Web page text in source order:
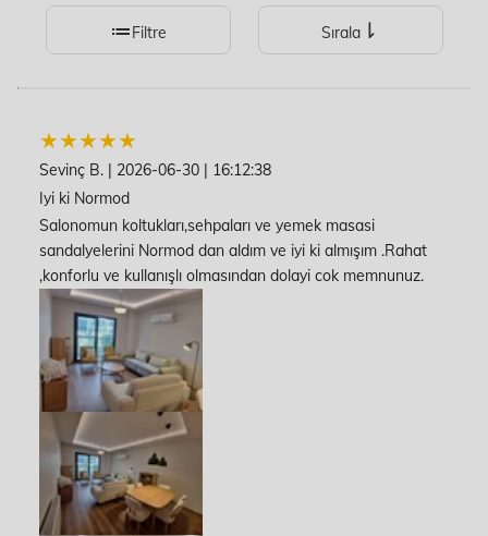
Filtre Sırala
Sevinç B. 2026-06-30
16:12:38
Iyi ki Normod
Salonomun koltukları,sehpaları ve yemek masasi
sandalyelerini Normod dan aldım ve iyi ki almışım .Rahat
,konforlu ve kullanışlı olmasından dolayi cok memnunuz.